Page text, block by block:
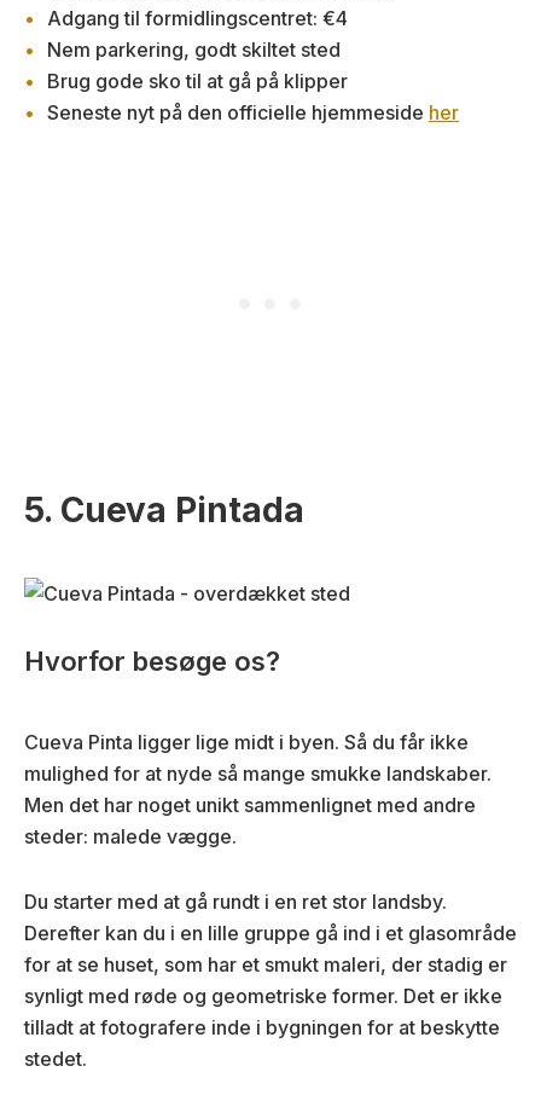
Adgang til formidlingscentret: €4
Nem parkering, godt skiltet sted
Brug gode sko til at gå på klipper
Seneste nyt på den officielle hjemmeside her
5. Cueva Pintada
Hvorfor besøge os?
Cueva Pinta ligger lige midt i byen. Så du får ikke
mulighed for at nyde så mange smukke landskaber.
Men det har noget unikt sammenlignet med andre
steder: malede vægge.
Du starter med at gå rundt i en ret stor landsby.
Derefter kan du i en lille gruppe gå ind i et glasområde
for at se huset, som har et smukt maleri, der stadig er
synligt med røde og geometriske former. Det er ikke
tilladt at fotografere inde i bygningen for at beskytte
stedet.